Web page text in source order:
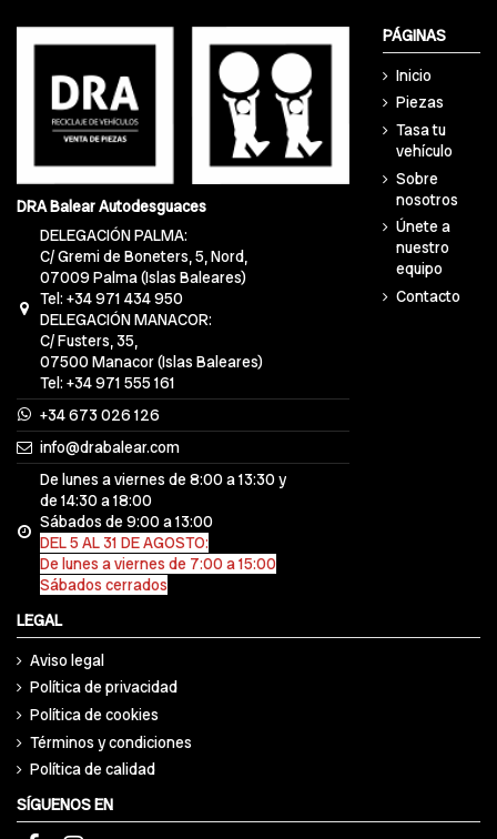
DRA Balear Autodesguaces
DELEGACIÓN PALMA:
C/ Gremi de Boneters, 5, Nord,
07009 Palma (Islas Baleares)
Tel: +34 971 434 950
DELEGACIÓN MANACOR:
C/ Fusters, 35,
07500 Manacor (Islas Baleares)
Tel: +34 971 555 161
+34 673 026 126
info@drabalear.com
De lunes a viernes de 8:00 a 13:30 y
de 14:30 a 18:00
Sábados de 9:00 a 13:00
DEL 5 AL 31 DE AGOSTO:
De lunes a viernes de 7:00 a 15:00
Sábados cerrados
PÁGINAS
Inicio
Piezas
Tasa tu
vehículo
Sobre
nosotros
Únete a
nuestro
equipo
Contacto
LEGAL
Aviso legal
Política de privacidad
Política de cookies
Términos y condiciones
Política de calidad
SÍGUENOS EN